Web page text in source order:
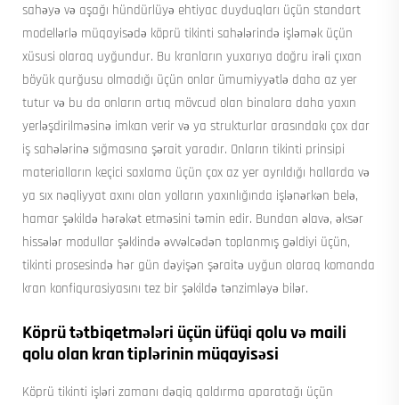
sahəyə və aşağı hündürlüyə ehtiyac duyduqları üçün standart
modellərlə müqayisədə köprü tikinti sahələrində işləmək üçün
xüsusi olaraq uyğundur. Bu kranların yuxarıya doğru irəli çıxan
böyük qurğusu olmadığı üçün onlar ümumiyyətlə daha az yer
tutur və bu da onların artıq mövcud olan binalara daha yaxın
yerləşdirilməsinə imkan verir və ya strukturlar arasındakı çox dar
iş sahələrinə sığmasına şərait yaradır. Onların tikinti prinsipi
materialların keçici saxlama üçün çox az yer ayrıldığı hallarda və
ya sıx nəqliyyat axını olan yolların yaxınlığında işlənərkən belə,
hamar şəkildə hərəkət etməsini təmin edir. Bundan əlavə, əksər
hissələr modullar şəklində əvvəlcədən toplanmış gəldiyi üçün,
tikinti prosesində hər gün dəyişən şəraitə uyğun olaraq komanda
kran konfiqurasiyasını tez bir şəkildə tənzimləyə bilər.
Köprü tətbiqetmələri üçün üfüqi qolu və maili
qolu olan kran tiplərinin müqayisəsi
Köprü tikinti işləri zamanı dəqiq qaldırma aparatağı üçün